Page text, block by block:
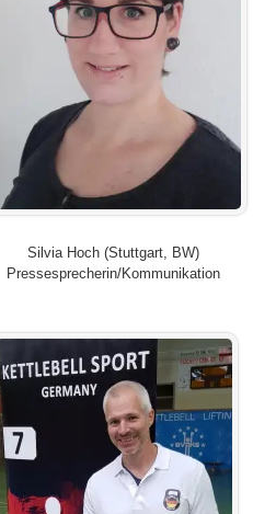
Silvia Hoch (Stuttgart, BW)
Pressesprecherin/Kommunikation